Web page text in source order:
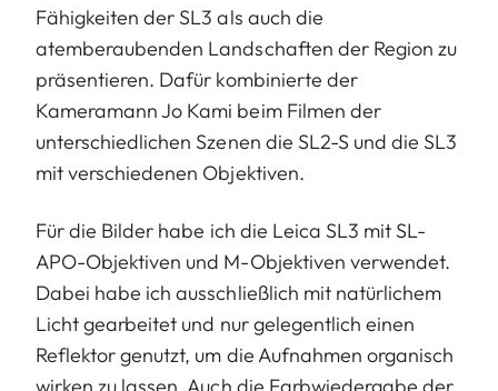
Fähigkeiten der SL3 als auch die
atemberaubenden Landschaften der Region zu
präsentieren. Dafür kombinierte der
Kameramann Jo Kami beim Filmen der
unterschiedlichen Szenen die SL2-S und die SL3
mit verschiedenen Objektiven.
Für die Bilder habe ich die Leica SL3 mit SL-
APO-Objektiven und M-Objektiven verwendet.
Dabei habe ich ausschließlich mit natürlichem
Licht gearbeitet und nur gelegentlich einen
Reflektor genutzt, um die Aufnahmen organisch
wirken zu lassen. Auch die Farbwiedergabe der